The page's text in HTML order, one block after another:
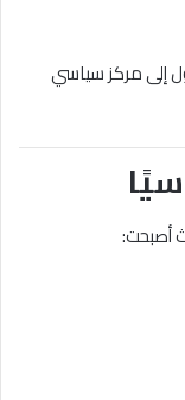
إلى مركز سياسي
أصبحت: